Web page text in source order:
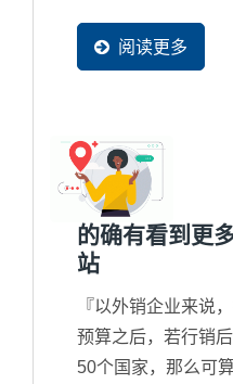
简单，真的与另外
如果您的业务团队
的竞争力问题了，
误判了客户的实际
是Ready-Market...
阅读更多
的确有看到更
站
『以外销企业来说
预算之后，若行销
50个国家，那么可